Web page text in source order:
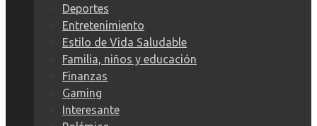
Deportes
Entretenimiento
Estilo de Vida Saludable
Familia, niños y educación
Finanzas
Gaming
Interesante